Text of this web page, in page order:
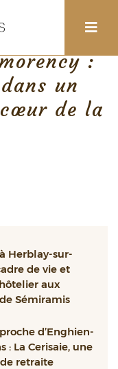
:
un
de la
Herblay-sur-
de vie et
aux
Sémiramis
d’Enghien-
: La Cerisaie, une
retraite